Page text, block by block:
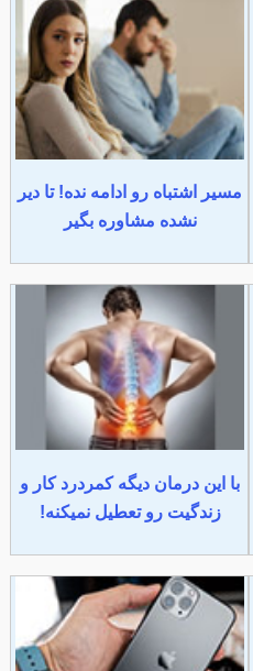
مسیر اشتباه رو ادامه نده! تا دیر
نشده مشاوره بگیر
با این درمان دیگه کمردرد کار و
زندگیت رو تعطیل نمیکنه!